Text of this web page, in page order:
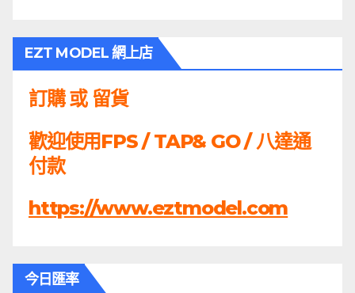
EZT MODEL 網上店
訂購 或 留貨
歡迎使用FPS / TAP& GO / 八達通
付款
https://www.eztmodel.com
今日匯率